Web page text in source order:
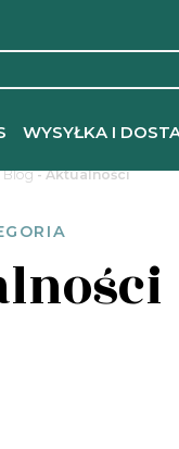
WYSYŁKA I
Blog-Aktualności